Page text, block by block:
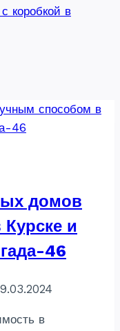
коробкой в
домов
и
46
в